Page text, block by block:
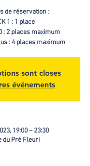
de réservation :
1 : 1 place
: 2 places maximum
: 4 places maximum
sont closes
événements
19:00 – 23:30
du Pré Fleuri